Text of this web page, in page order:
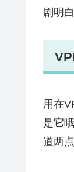
剧明
用在
是它
道两点